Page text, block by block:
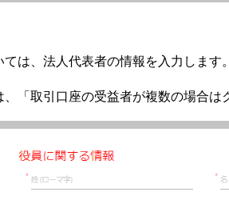
は、法人代表者の情報を入力します。
、「取引口座の受益者が複数の場合